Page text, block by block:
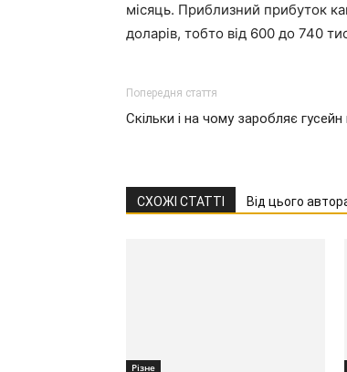
місяць. Приблизний прибуток
доларів, тобто від 600 до 740
Попередня стаття
Скільки і на чому заробляє гусейн
СХОЖІ СТАТТІ Від цього
Різне